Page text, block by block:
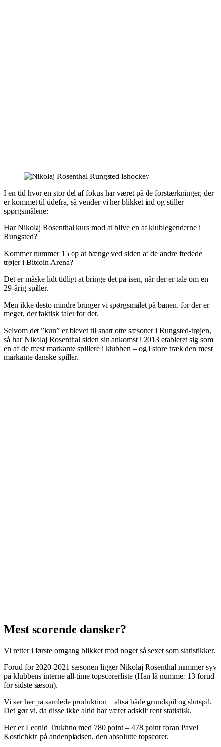
I en tid hvor en stor del af fokus har været på de forstærkninger, der
er kommet til udefra, så vender vi her blikket ind og stiller
spørgsmålene:
Har Nikolaj Rosenthal kurs mod at blive en af klublegenderne i
Rungsted?
Kommer nummer 15 op at hænge ved siden af de andre fredede
trøjer i Bitcoin Arena?
Det er måske lidt tidligt at bringe det på isen, når der er tale om en
29-årig spiller.
Men ikke desto mindre bringer vi spørgsmålet på banen, for der er
meget, der faktisk taler for det.
Selvom det ”kun” er blevet til snart otte sæsoner i Rungsted-trøjen,
så har Nikolaj Rosenthal siden sin ankomst i 2013 etableret sig som
en af de mest markante spillere i klubben – og i store træk den mest
markante danske spiller.
Mest scorende dansker?
Vi retter i første omgang blikket mod noget så sexet som statistikker.
Forud for 2020-2021 sæsonen ligger Nikolaj Rosenthal nummer syv
på klubbens interne all-time topscorerliste (Han lå nummer 13 forud
for sidste sæson).
Vi ser her på samlede produktion – altså både grundspil og slutspil.
Det gør vi, da disse ikke altid har været adskilt rent statistisk.
Her er Leonid Trukhno med 780 point – 478 point foran Pavel
Kostichkin på andenpladsen, den absolutte topscorer.